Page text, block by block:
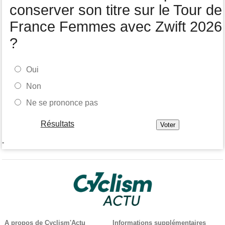
conserver son titre sur le Tour de
France Femmes avec Zwift 2026
?
Oui
Non
Ne se prononce pas
Résultats
-
A propos de Cyclism'Actu Informations supplémentaires